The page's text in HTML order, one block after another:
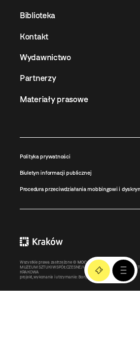
Biblioteka
Kontakt
Wydawnictwo
Partnerzy
Materiały prasowe
Polityka prywatności
Biuletyn informacji publicznej
Procedura przeciwdziałania mobbingowi i
Wszystkie prawa zastrzeżone © MOCAK2011-2026
MUZEUM SZTUKI WSPÓŁCZESNEJ W KRAKOWIE MOCAK –
KRAKOWA
projekt, wykonanie i utrzymanie: Bonjour.pl